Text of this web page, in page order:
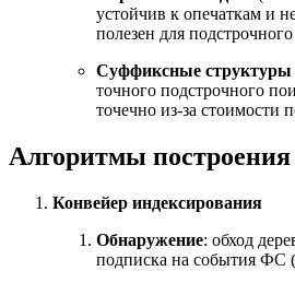
устойчив к опечаткам и
полезен для
Суффиксные структуры
точного подстрочного
точечно из-за стоимости
Алгоритмы
Конвейер индексирования
Обнаружение: обход
подписка на события ФС